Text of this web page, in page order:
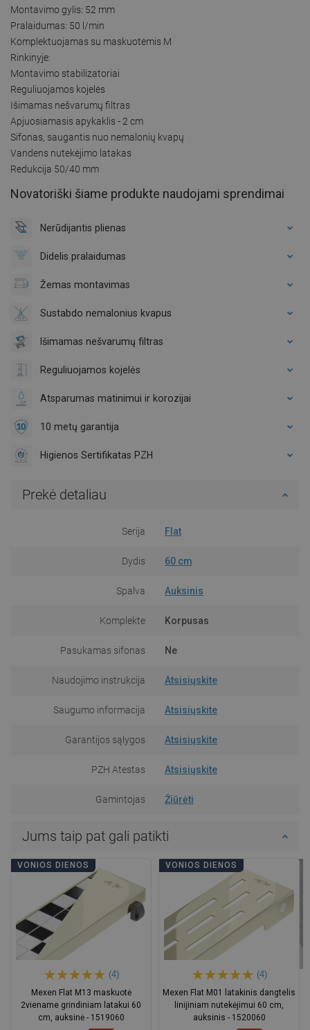
Montavimo gylis: 52 mm
Pralaidumas: 50 l/min
Komplektuojamas su maskuotėmis M
Rinkinyje:
Montavimo stabilizatoriai
Reguliuojamos kojelės
Išimamas nešvarumų filtras
Apjuosiamasis apykaklis - 2 cm
Sifonas, saugantis nuo nemalonių kvapų
Vandens nutekėjimo latakas
Redukcija 50/40 mm
Novatoriški šiame produkte naudojami sprendimai
Nerūdijantis plienas
Didelis pralaidumas
Žemas montavimas
Sustabdo nemalonius kvapus
Išimamas nešvarumų filtras
Reguliuojamos kojelės
Atsparumas matinimui ir korozijai
10 metų garantija
Higienos Sertifikatas PZH
Prekė detaliau
Serija Flat
Dydis 60 cm
Spalva Auksinis
Komplekte Korpusas
Pasukamas sifonas Ne
Naudojimo instrukcija Atsisiųskite
Saugumo informacija Atsisiųskite
Garantijos sąlygos Atsisiųskite
PZH Atestas Atsisiųskite
Gamintojas Žiūrėti
Jums taip pat gali patikti
VONIOS DIENOS
(4)
Mexen Flat M13 maskuotė
2viename grindiniam latakui 60
cm, auksinė - 1519060
VONIOS DIENOS
(4)
Mexen Flat M01 latakinis dangtelis
linijiniam nutekėjimui 60 cm,
auksinis - 1520060